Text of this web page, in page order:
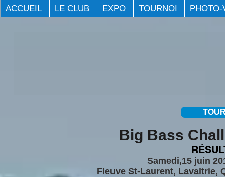
ACCUEIL LE CLUB EXPO TOURNOI PHOTO-
Big Bass
Samedi,15 juin
Fleuve St-Laurent, Lavaltrie,